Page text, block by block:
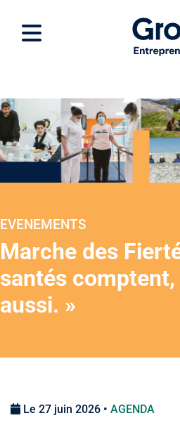
EVENEMENTS
Marche des
santés
aussi. »
Le 27 juin 2026 • AGENDA